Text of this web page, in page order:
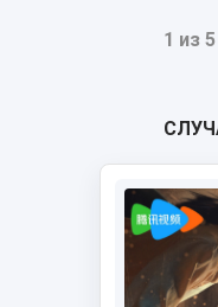
1 из 5